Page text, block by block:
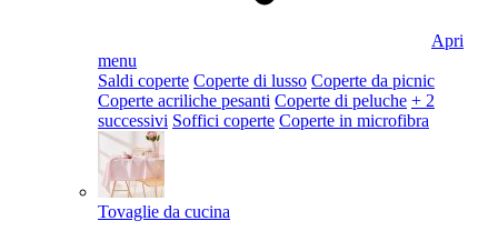
Apri
menu
Saldi coperte Coperte di lusso Coperte da picnic
Coperte acriliche pesanti Coperte di peluche + 2
successivi Soffici coperte Coperte in microfibra
Tovaglie da cucina